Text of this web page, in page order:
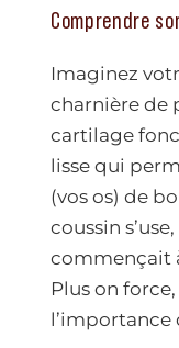
Comprendre
Imaginez
charnière de
cartilage
lisse qui
(vos os) de
coussin
commençait
Plus on
l’importance